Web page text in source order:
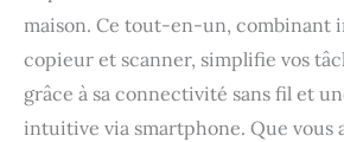
maison. Ce tout-en-un, combinant
copieur et scanner, simplifie vos
grâce à sa connectivité sans fil et
intuitive via smartphone. Que vous